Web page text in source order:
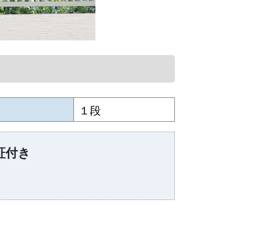
１段
付き